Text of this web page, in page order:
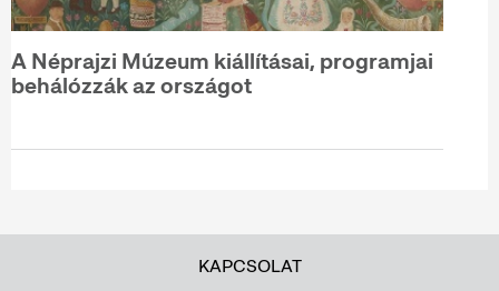
A Néprajzi Múzeum kiállításai, programjai
behálózzák az országot
KAPCSOLAT